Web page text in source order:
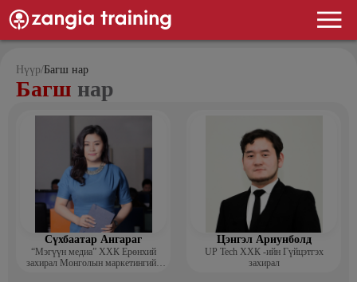
Нүүр/Багш нар
Багш нар
Сүхбаатар Ангараг
“Мэгүүн медиа” ХХК Ерөнхий
захирал Монголын маркетингийн
Цэнгэл Ариунболд
UP Tech ХХК -ийн Гүйцэтгэх
захирал